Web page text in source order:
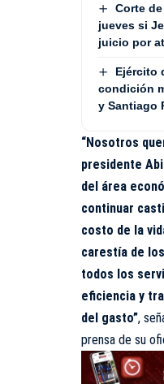
Corte
jueves si
juicio por
Ejército
condición
y Santiago
“Nosotros
presidente
del área
continuar
costo de la
carestía de
todos los
eficiencia y
del gasto”,
prensa de su